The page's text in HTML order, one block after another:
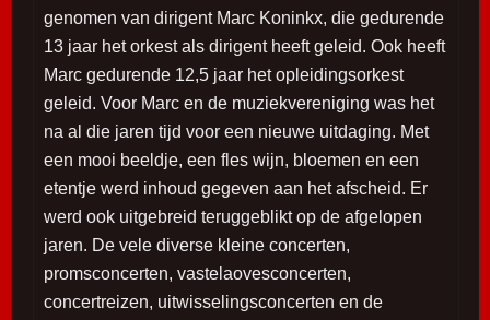
genomen van dirigent Marc Koninkx, die gedurende
13 jaar het orkest als dirigent heeft geleid. Ook heeft
Marc gedurende 12,5 jaar het opleidingsorkest
geleid. Voor Marc en de muziekvereniging was het
na al die jaren tijd voor een nieuwe uitdaging. Met
een mooi beeldje, een fles wijn, bloemen en een
etentje werd inhoud gegeven aan het afscheid. Er
werd ook uitgebreid teruggeblikt op de afgelopen
jaren. De vele diverse kleine concerten,
promsconcerten, vastelaovesconcerten,
concertreizen, uitwisselingsconcerten en de